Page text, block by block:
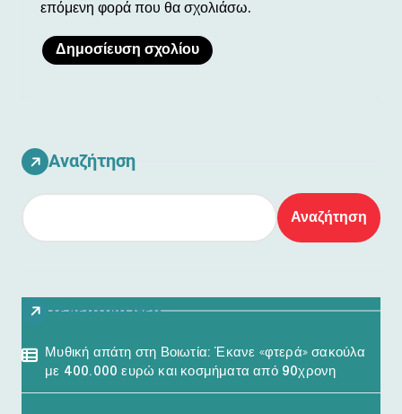
επόμενη φορά που θα σχολιάσω.
Αναζήτηση
Αναζήτηση
Τελευταία Νέα
Μυθική απάτη στη Βοιωτία: Έκανε «φτερά» σακούλα
με 400.000 ευρώ και κοσμήματα από 90χρονη